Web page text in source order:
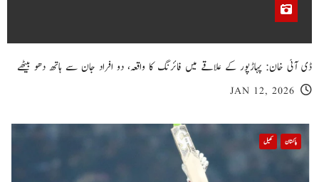
ڈی آئی خان: پہاڑپور کے علاقے میں فائرنگ کا واقعہ، دو افراد جان سے ہاتھ دھو بیٹھے
JAN 12, 2026
پاکستان کھیل